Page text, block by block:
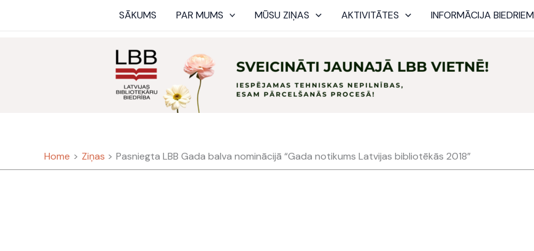
SĀKUMS PAR MUMS MŪSU ZIŅAS AKTIVITĀTES INFORMĀCIJA BIEDRIEM
Home Ziņas Pasniegta LBB Gada balva nominācijā “Gada notikums Latvijas bibliotēkās 2018”